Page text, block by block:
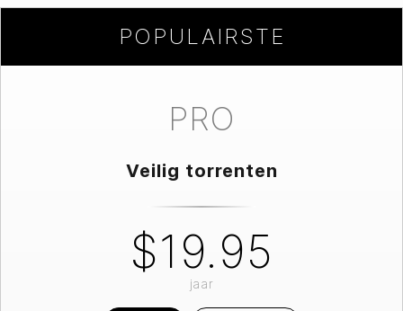
POPULAIRSTE
PRO
Veilig torrenten
$19.95
jaar